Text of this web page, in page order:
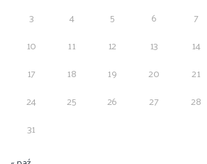
3
4 5 6 7
10
11 12 13 14
17
18 19 20 21
24
25 26 27 28
31